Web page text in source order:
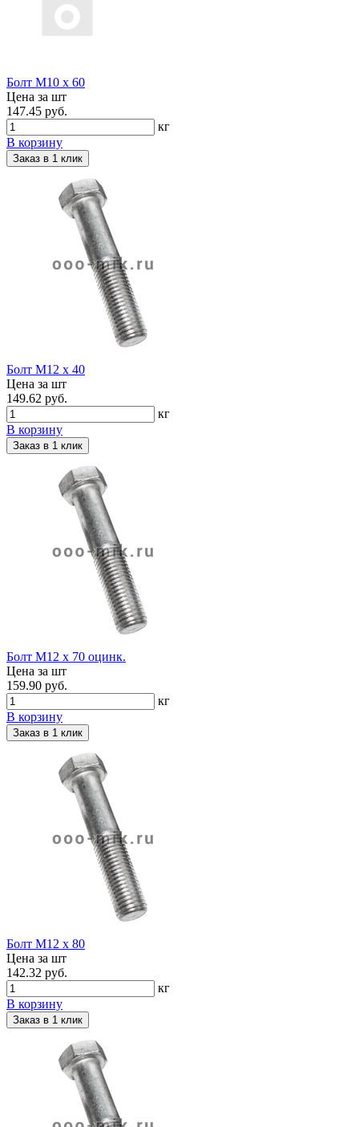
Болт М10 х 60
Цена за шт
147.45 руб.
кг
В корзину
Заказ в 1 клик
Болт М12 х 40
Цена за шт
149.62 руб.
кг
В корзину
Заказ в 1 клик
Болт М12 х 70 оцинк.
Цена за шт
159.90 руб.
кг
В корзину
Заказ в 1 клик
Болт М12 х 80
Цена за шт
142.32 руб.
кг
В корзину
Заказ в 1 клик